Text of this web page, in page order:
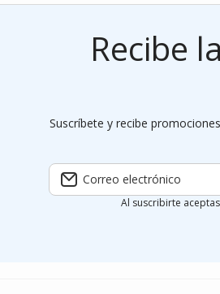
Recibe
Suscríbete y recibe
Correo electrónico
Al suscribirte